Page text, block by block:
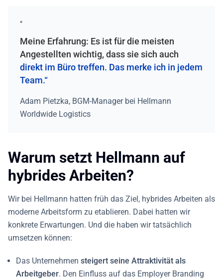
"
Meine Erfahrung: Es ist für die meisten
Angestellten wichtig, dass sie sich auch
direkt im Büro treffen. Das merke ich in jedem
Team.“
Adam Pietzka, BGM-Manager bei Hellmann
Worldwide Logistics
Warum setzt Hellmann auf
hybrides Arbeiten?
Wir bei Hellmann hatten früh das Ziel, hybrides Arbeiten als
moderne Arbeitsform zu etablieren. Dabei hatten wir
konkrete Erwartungen. Und die haben wir tatsächlich
umsetzen können:
Das Unternehmen steigert seine Attraktivität als
Arbeitgeber. Den Einfluss auf das Employer Branding